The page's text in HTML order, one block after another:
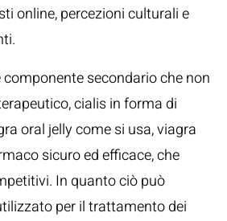
online, percezioni culturali e
componente secondario che non
cialis in forma di
oral jelly come si usa, viagra
sicuro ed efficace, che
In quanto ciò può
per il trattamento dei